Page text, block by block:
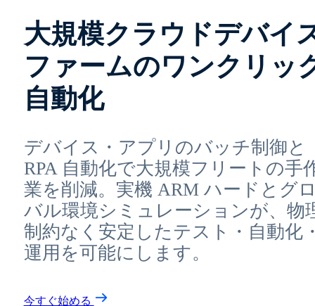
大規模クラウドデバイ
ファームのワンクリッ
自動化
デバイス・アプリのバッチ制御と
RPA 自動化で大規模フリートの手
業を削減。実機 ARM ハードとグ
バル環境シミュレーションが、物
制約なく安定したテスト・自動化
運用を可能にします。
今すぐ始める